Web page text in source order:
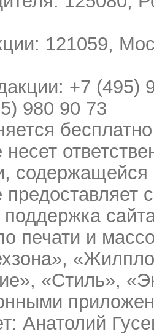
121059,
+7 (495)
980 90 73
бесплатно
содержащейся
предоставляет
печати и
«Стиль»,
Анатолий